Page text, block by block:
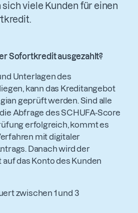
viele Kunden für einen
Sofortkredit ausgezahlt?
Unterlagen des
kann das Kreditangebot
geprüft werden. Sind alle
Abfrage des SCHUFA-Score
erfolgreich, kommt es
mit digitaler
Danach wird der
das Konto des Kunden
zwischen 1 und 3